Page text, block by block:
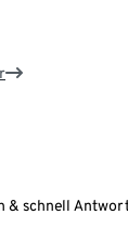
& schnell